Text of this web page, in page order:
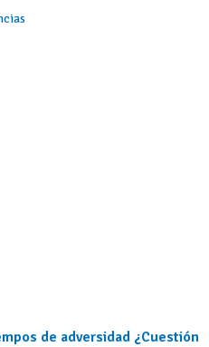
de adversidad ¿Cuestión